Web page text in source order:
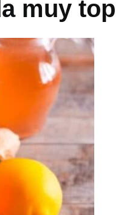
muy top